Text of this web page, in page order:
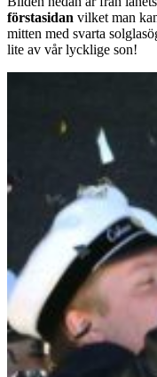
förstasidan vilket man
mitten med svarta
lite av vår lycklige son!